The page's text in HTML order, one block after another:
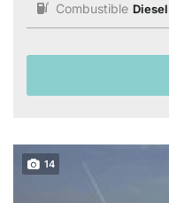
Combustible Diesel
14